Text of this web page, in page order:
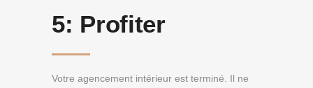
5: Profiter
Votre agencement intérieur est terminé. Il ne